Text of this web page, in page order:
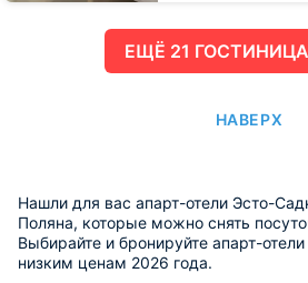
ЕЩË 21
НАВЕРХ
Нашли для вас апарт-отели Эсто-
Поляна, которые можно снять
Выбирайте и бронируйте апарт-
низким ценам 2026 года.